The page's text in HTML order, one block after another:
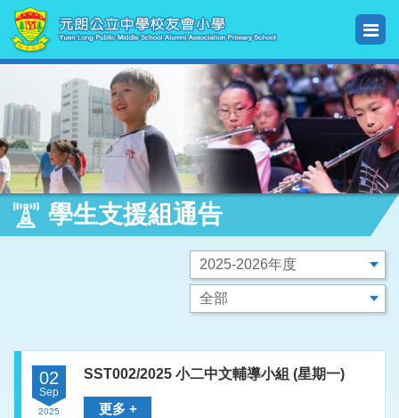
學生支援組通告
02
Sep
2025
SST002/2025 小二中文輔導小組 (星期一)
更多 +